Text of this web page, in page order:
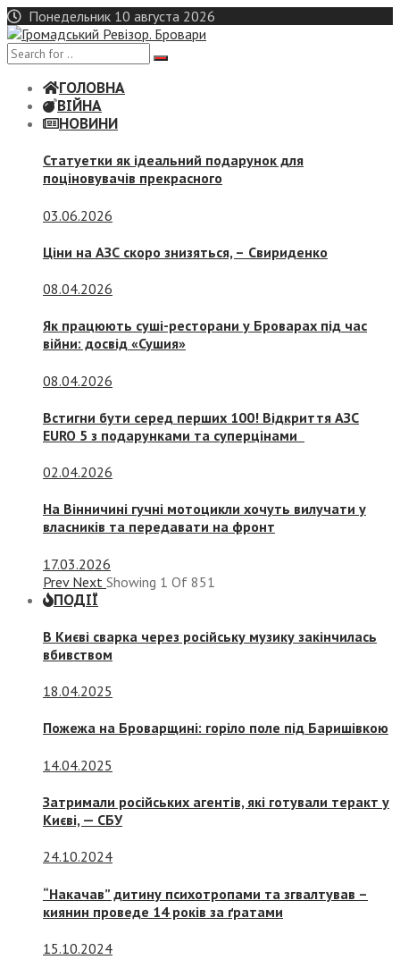
Skip
to
content
Понедельник 10 августа 2026
ГОЛОВНА
ВІЙНА
НОВИНИ
Статуетки як ідеальний подарунок для
поціновувачів прекрасного
03.06.2026
Ціни на АЗС скоро знизяться, – Свириденко
08.04.2026
Як працюють суші-ресторани у Броварах під час
війни: досвід «Сушия»
08.04.2026
Встигни бути серед перших 100! Відкриття АЗС
EURO 5 з подарунками та суперцінами
02.04.2026
На Вінничині гучні мотоцикли хочуть вилучати у
власників та передавати на фронт
17.03.2026
Prev Next Showing 1 Of 851
ПОДІЇ
В Києві сварка через російську музику закінчилась
вбивством
18.04.2025
Пожежа на Броварщині: горіло поле під Баришівкою
14.04.2025
Затримали російських агентів, які готували теракт у
Києві, — СБУ
24.10.2024
“Накачав” дитину психотропами та згвалтував –
киянин проведе 14 років за ґратами
15.10.2024